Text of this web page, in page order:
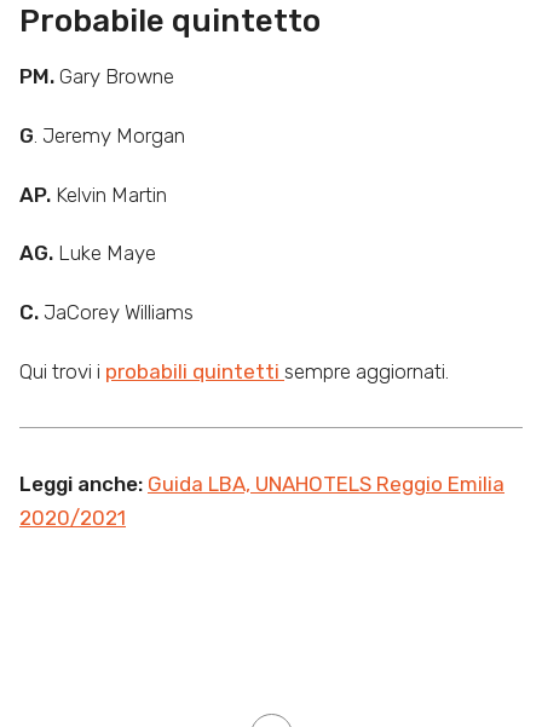
Probabile quintetto
PM. Gary Browne
G . Jeremy Morgan
AP. Kelvin Martin
AG. Luke Maye
C. JaCorey Williams
Qui trovi i probabili quintetti sempre aggiornati.
Leggi anche: Guida LBA, UNAHOTELS Reggio Emilia
2020/2021